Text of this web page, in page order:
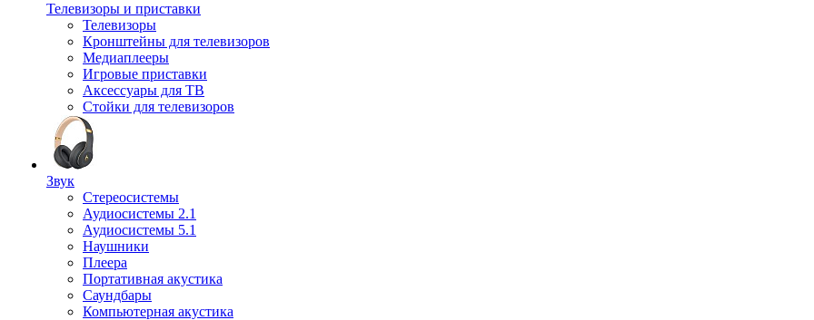
Телевизоры и приставки
Телевизоры
Кронштейны для телевизоров
Медиаплееры
Игровые приставки
Аксессуары для ТВ
Стойки для телевизоров
Звук
Стереосистемы
Аудиосистемы 2.1
Аудиосистемы 5.1
Наушники
Плеера
Портативная акустика
Саундбары
Компьютерная акустика